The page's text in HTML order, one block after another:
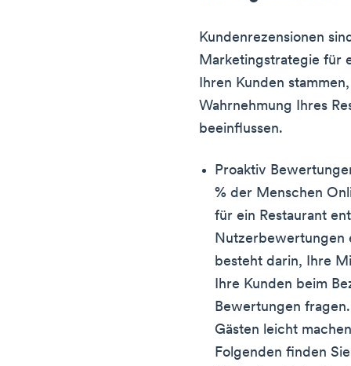
Kundenrezensionen
Marketingstrategie für
Ihren Kunden
Wahrnehmung Ihres
beeinflussen.
Proaktiv
% der Menschen
für ein Restaurant
Nutzerbewertungen
besteht darin, Ihre
Ihre Kunden beim
Bewertungen
Gästen leicht
Folgenden finden